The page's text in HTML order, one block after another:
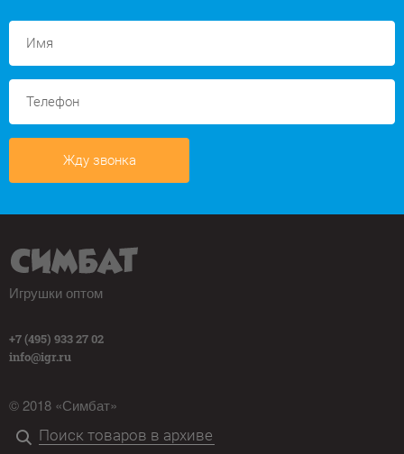
Жду звонка
Игрушки оптом
+7 (495) 933 27 02
info@igr.ru
© 2018 «Симбат»